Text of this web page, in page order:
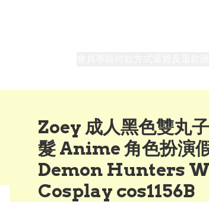
Zoey 成人黑色雙丸
髮 Anime 角色扮演
Demon Hunters
Cosplay cos1156B